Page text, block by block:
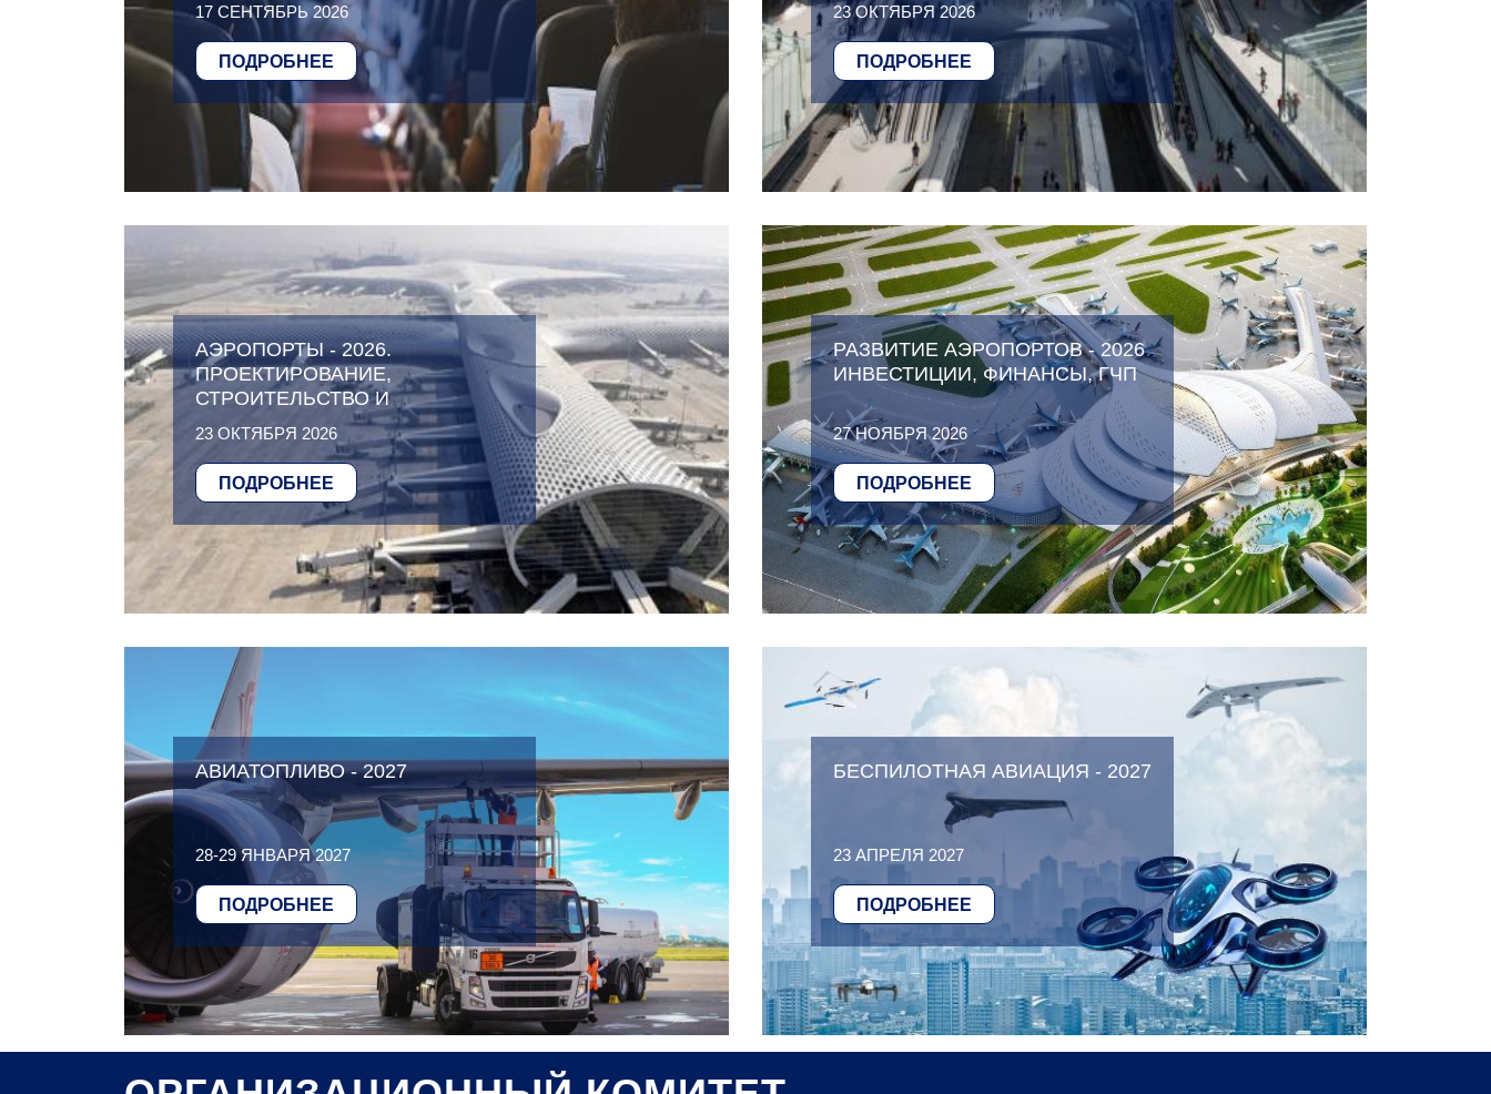
17 СЕНТЯБРЬ 2026
ПОДРОБНЕЕ
23 ОКТЯБРЯ 2026
ПОДРОБНЕЕ
АЭРОПОРТЫ - 2026.
ПРОЕКТИРОВАНИЕ,
СТРОИТЕЛЬСТВО И
ЭКСПЛУАТАЦИЯ
23 ОКТЯБРЯ 2026
ПОДРОБНЕЕ
РАЗВИТИЕ АЭРОПОРТОВ - 2026
ИНВЕСТИЦИИ, ФИНАНСЫ, ГЧП
27 НОЯБРЯ 2026
ПОДРОБНЕЕ
АВИАТОПЛИВО - 2027
28-29 ЯНВАРЯ 2027
ПОДРОБНЕЕ
БЕСПИЛОТНАЯ АВИАЦИЯ - 2027
23 АПРЕЛЯ 2027
ПОДРОБНЕЕ